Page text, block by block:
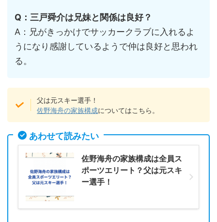
Q：三戸舜介は兄妹と関係は良好？
A：兄がきっかけでサッカークラブに入れるよ
うになり感謝しているようで仲は良好と思われ
る。
父は元スキー選手！
佐野海舟の家族構成についてはこちら。
あわせて読みたい
佐野海舟の家族構成は全員ス
ポーツエリート？父は元スキ
ー選手！